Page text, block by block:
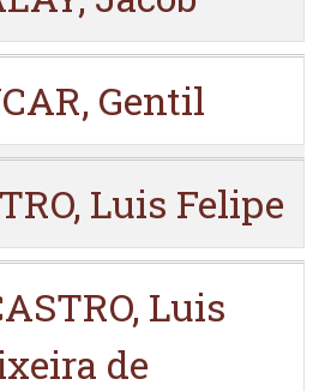
Gentil
Luis Felipe
Luis
de